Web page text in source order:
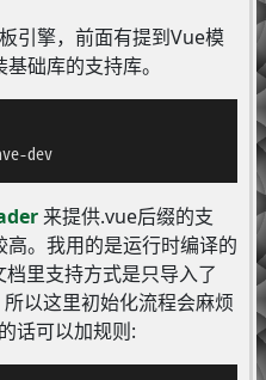
引擎，前面有提到Vue模
础库的支持库。
dev
来提供.vue后缀的支
。我用的是运行时编译的
里支持方式是只导入了
以这里初始化流程会麻烦
话可以加规则: